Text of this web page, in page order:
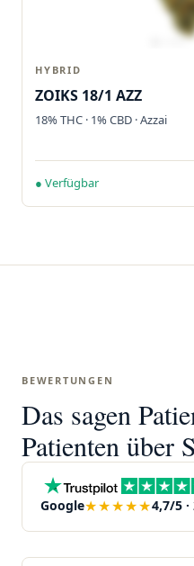
HYBRID
ZOIKS 18/1 AZZ
18% THC · 1% CBD · Azzai
● Verfügbar
BEWERTUNGEN
Das sagen
Patienten über
Google★★★★★4,7/5 ·